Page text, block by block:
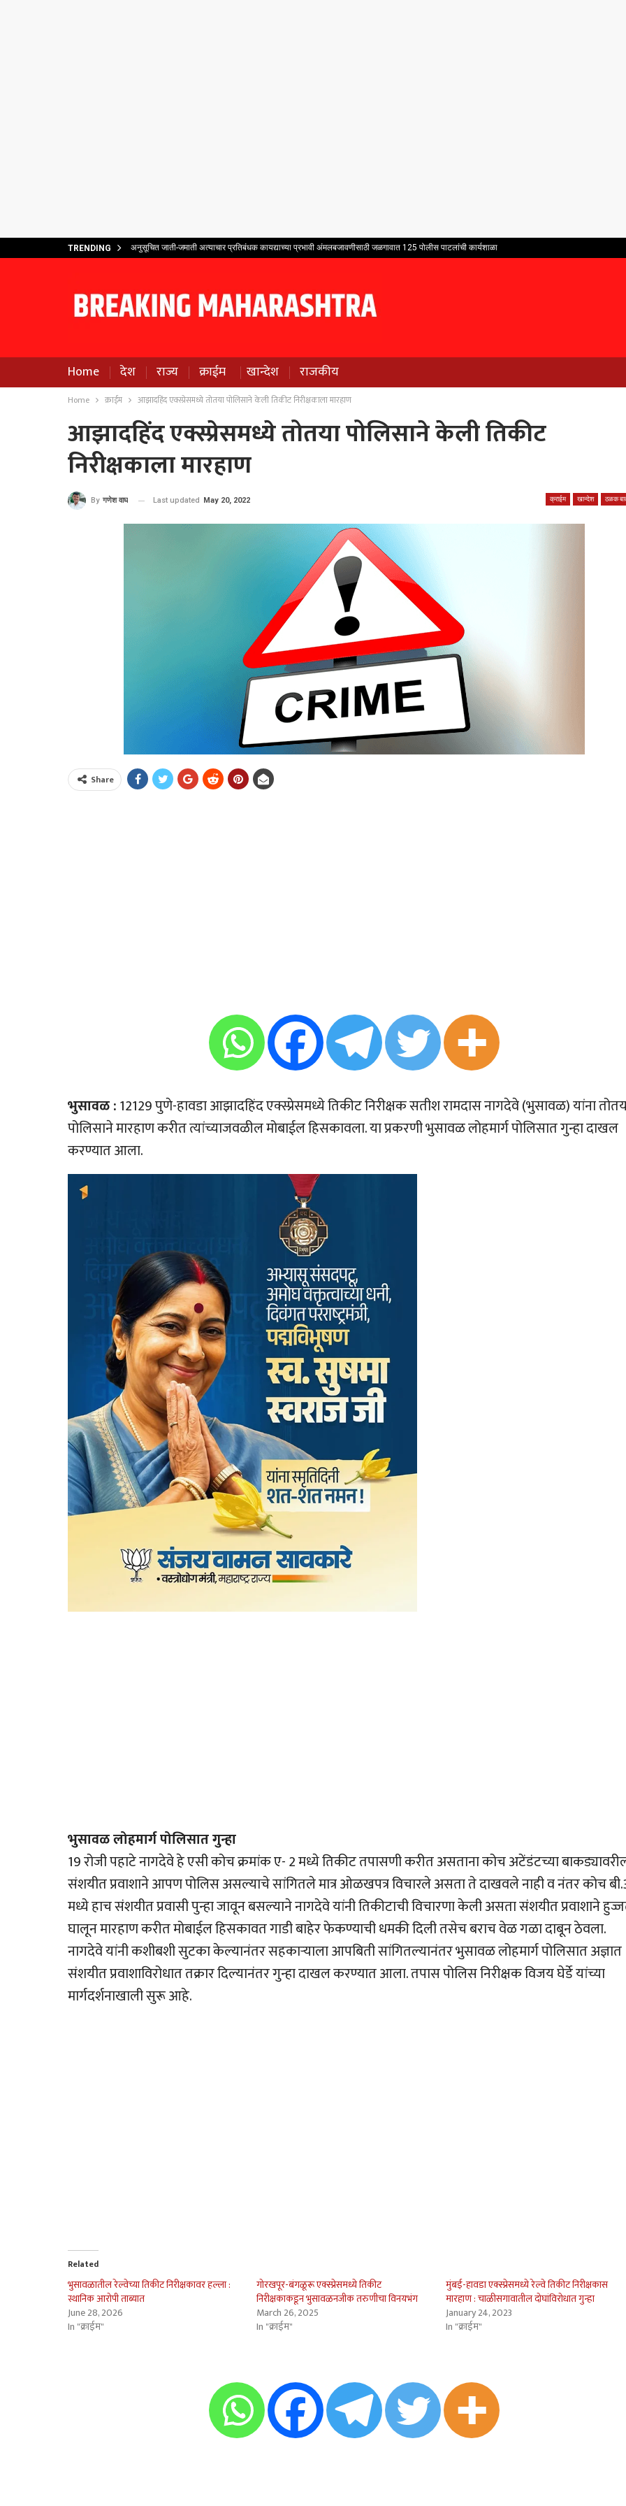
TRENDING अनुसूचित जाती-जमाती अत्याचार प्रतिबंधक कायद्याच्या प्रभावी अंमलबजावणीसाठी जळगावात 125 पोलीस पाटलांची कार्यशाळा
Home देश राज्य क्राईम खान्देश राजकीय
Home क्राईम आझादहिंद एक्स्प्रेसमध्ये तोतया पोलिसाने केली तिकीट निरीक्षकाला मारहाण
आझादहिंद एक्स्प्रेसमध्ये तोतया पोलिसाने केली तिकीट
निरीक्षकाला मारहाण
क्राईम खान्देश ठळक
By गणेश वाघ Last updated May 20, 2022
Share
भुसावळ :12129 पुणे-हावडा आझादहिंद एक्स्प्रेसमध्ये तिकीट निरीक्षक सतीश रामदास नागदेवे (भुसावळ) यांना
पोलिसाने मारहाण करीत त्यांच्याजवळील मोबाईल हिसकावला. या प्रकरणी भुसावळ लोहमार्ग पोलिसात गुन्हा दाखल
करण्यात आला.
भुसावळ लोहमार्ग पोलिसात गुन्हा
19 रोजी पहाटे नागदेवे हे एसी कोच क्रमांक ए- 2 मध्ये तिकीट तपासणी करीत असताना कोच अटेंडंटच्या
संशयीत प्रवाशाने आपण पोलिस असल्याचे सांगितले मात्र ओळखपत्र विचारले असता ते दाखवले नाही व नंतर कोच
मध्ये हाच संशयीत प्रवासी पुन्हा जावून बसल्याने नागदेवे यांनी तिकीटाची विचारणा केली असता संशयीत प्रवाशाने
घालून मारहाण करीत मोबाईल हिसकावत गाडी बाहेर फेकण्याची धमकी दिली तसेच बराच वेळ गळा दाबून ठेवला.
नागदेवे यांनी कशीबशी सुटका केल्यानंतर सहकार्‍याला आपबिती सांगितल्यानंतर भुसावळ लोहमार्ग पोलिसात अज्ञात
संशयीत प्रवाशाविरोधात तक्रार दिल्यानंतर गुन्हा दाखल करण्यात आला. तपास पोलिस निरीक्षक विजय घेर्डे यांच्या
मार्गदर्शनाखाली सुरू आहे.
Related
भुसावळातील रेल्वेच्या तिकीट निरीक्षकावर हल्ला :
स्थानिक आरोपी ताब्यात
June 28, 2026
In "क्राईम"
गोरखपूर-बंगळूरू एक्स्प्रेसमध्ये तिकीट
निरीक्षकाकडून भुसावळनजीक तरुणीचा विनयभंग
March 26, 2025
In "क्राईम"
मुंबई-हावडा एक्स्प्रेसमध्ये रेल्वे तिकीट निरीक्षकास
मारहाण : चाळीसगावातील दोघांविरोधात गुन्हा
January 24, 2023
In "क्राईम"